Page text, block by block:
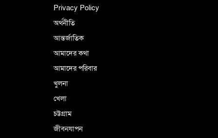
Privacy Policy
অর্থনীতি
আন্তর্জাতিক
আমাদের কথা
আমাদের পরিবার
খুলনা
খেলা
চট্টগ্রাম
জীবনযাপন